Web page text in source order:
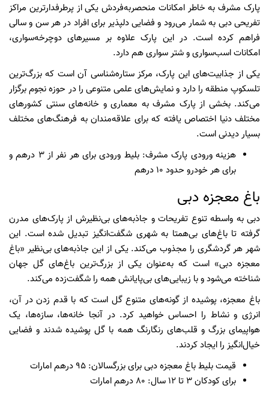
پارک مشرف به خاطر امکانات منحصربه‌فردش یکی از پرطرفدارترین مراکز
تفریحی دبی به شمار می‌رود و فضایی دلپذیر برای افراد در هر سن و سالی
فراهم کرده است. در این پارک علاوه بر مسیرهای دوچرخه‌سواری،
امکانات اسب‌سواری و شتر سواری هم دارد.
یکی از جذابیت‌های این پارک، مرکز ستاره‌شناسی آن است که بزرگ‌ترین
تلسکوپ منطقه را دارد و نمایش‌های علمی متنوعی را در حوزه نجوم برگزار
می‌کند. بخشی از پارک مشرف به معماری و خانه‌های سنتی کشورهای
مختلف دنیا اختصاص یافته که برای علاقه‌مندان به فرهنگ‌های مختلف
بسیار دیدنی است.
هزینه ورودی پارک مشرف: بلیط ورودی برای هر نفر از 3 درهم و
برای هر خودرو حدود 10 درهم
باغ معجزه دبی
دبی به واسطه تنوع تفریحات و جاذبه‌های بی‌نظیرش از پارک‌های مدرن
گرفته تا باغ‌های بی‌همتا به شهری شگفت‌انگیز تبدیل شده است. این
شهر هر گردشگری را مجذوب می‌کند. یکی از این جاذبه‌های بی‌نظیر «باغ
معجزه دبی» است که به‌عنوان یکی از بزرگ‌ترین باغ‌های گل جهان
شناخته می‌شود و با زیبایی‌های بی‌پایانش همه را شگفت‌زده می‌کند.
باغ معجزه، پوشیده از گونه‌های متنوع گل است که با قدم زدن در آن،
انرژی و نشاط را احساس خواهید کرد. در آنجا خانه‌ها، سازه‌ها، یک
هواپیمای بزرگ و قلب‌های رنگارنگ همه با گل پوشیده شدند و فضایی
خیال‌انگیز را ایجاد کردند.
قیمت بلیط باغ معجزه دبی برای بزرگسالان: 95 درهم امارات
برای کودکان 3 تا 12 سال: 80 درهم امارات